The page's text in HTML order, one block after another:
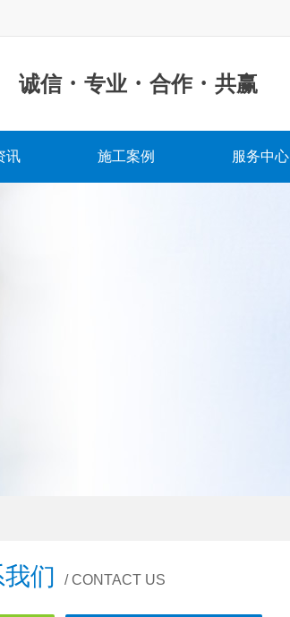
诚信 · 专业 · 合作 · 共赢
讯 施工案例 服务中心
们 / CONTACT US